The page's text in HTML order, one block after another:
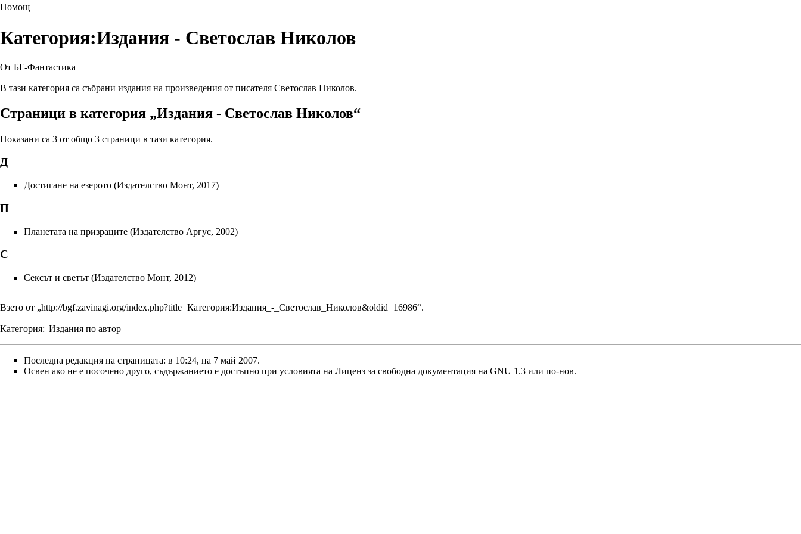
Помощ
Категория:Издания - Светослав Николов
От БГ-Фантастика
В тази категория са събрани издания на произведения от писателя Светослав Николов.
Страници в категория „Издания - Светослав Николов“
Показани са 3 от общо 3 страници в тази категория.
Д
Достигане на езерото (Издателство Монт, 2017)
П
Планетата на призраците (Издателство Аргус, 2002)
С
Сексът и светът (Издателство Монт, 2012)
Взето от „http://bgf.zavinagi.org/index.php?title=Категория:Издания_-_Светослав_Николов&oldid=16986“.
Категория: Издания по автор
Последна редакция на страницата: в 10:24, на 7 май 2007.
Освен ако не е посочено друго, съдържанието е достъпно при условията на Лиценз за свободна документация на GNU 1.3 или по-нов.